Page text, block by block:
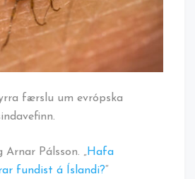
færslu um evrópska
Arnar Pálsson. „Hafa
fundist á Íslandi?“